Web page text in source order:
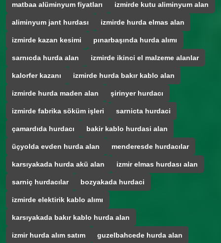
matbaa alüminyum fiyatları izmirde kutu aliminyum alan
aliminyum jant hurdası izmirde hurda elmas alan
izmirde kazan kesimi pınarbaşında hurda alımı
sarnıcda hurda alan izmirde ikinci el malzeme alanlar
kalorfer kazanı izmirde hurda bakır kablo alan
izmirde hurda maden alan şirinyer hurdacı
izmirde fabrika söküm işleri sarnicta hurdaci
çamardıda hurdacı bakir kablo hurdasi alan
üçyolda evden hurda alan menderesde hurdacılar
karsıyakada hurda akü alan izmir elmas hurdası alan
sarniç hurdacılar bozyakada hurdaci
izmirde elektirik kablo alımı
karsıyakada bakır kablo hurda alan
izmir hurda alım satım guzelbahcede hurda alan